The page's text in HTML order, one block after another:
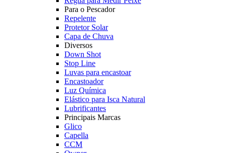
Para o Pescador
Repelente
Protetor Solar
Capa de Chuva
Diversos
Down Shot
Stop Line
Luvas para encastoar
Encastoador
Luz Química
Elástico para Isca Natural
Lubrificantes
Principais Marcas
Glico
Capella
CCM